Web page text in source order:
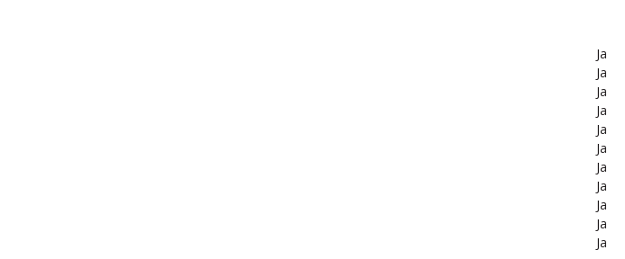
Ja
Ja
Ja
Ja
Ja
Ja
Ja
Ja
Ja
Ja
Ja